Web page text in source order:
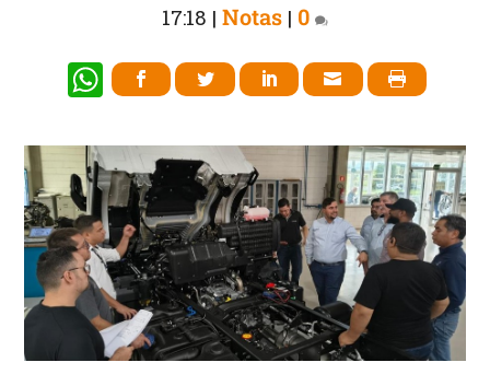
17:18 | Notas | 0
W
at
s
A
p
p